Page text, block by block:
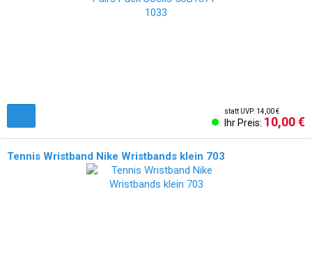
statt UVP: 14,00 €
Ihr Preis: 10,00 €
Tennis Wristband Nike Wristbands klein 703